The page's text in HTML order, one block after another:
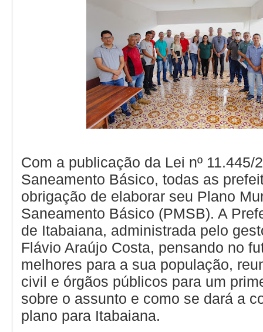
Com a publicação da Lei nº 11.445/
Saneamento Básico, todas as
obrigação de elaborar seu Plano
Saneamento Básico (PMSB). A
de Itabaiana, administrada pelo
Flávio Araújo Costa, pensando no
melhores para a sua população,
civil e órgãos públicos para um
sobre o assunto e como se dará a
plano para Itabaiana.